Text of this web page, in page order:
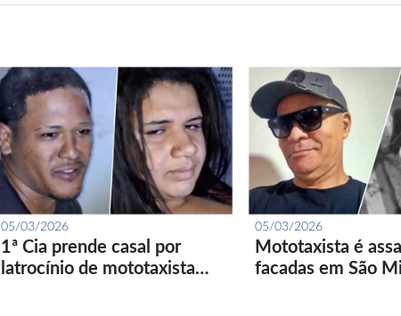
05/03/2026
1ª Cia prende casal por
latrocínio de mototaxista…
05/03/2026
Mototaxista é
facadas em São